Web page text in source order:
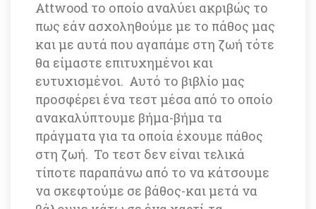
Attwood το οποίο αναλύει ακριβώς το
πως εάν ασχοληθούμε με το πάθος μας
και με αυτά που αγαπάμε στη ζωή τότε
θα είμαστε επιτυχημένοι και
ευτυχισμένοι. Αυτό το βιβλίο μας
προσφέρει ένα τεστ μέσα από το οποίο
ανακαλύπτουμε βήμα-βήμα τα
πράγματα για τα οποία έχουμε πάθος
στη ζωή. Το τεστ δεν είναι τελικά
τίποτε παραπάνω από το να κάτσουμε
να σκεφτούμε σε βάθος-και μετά να